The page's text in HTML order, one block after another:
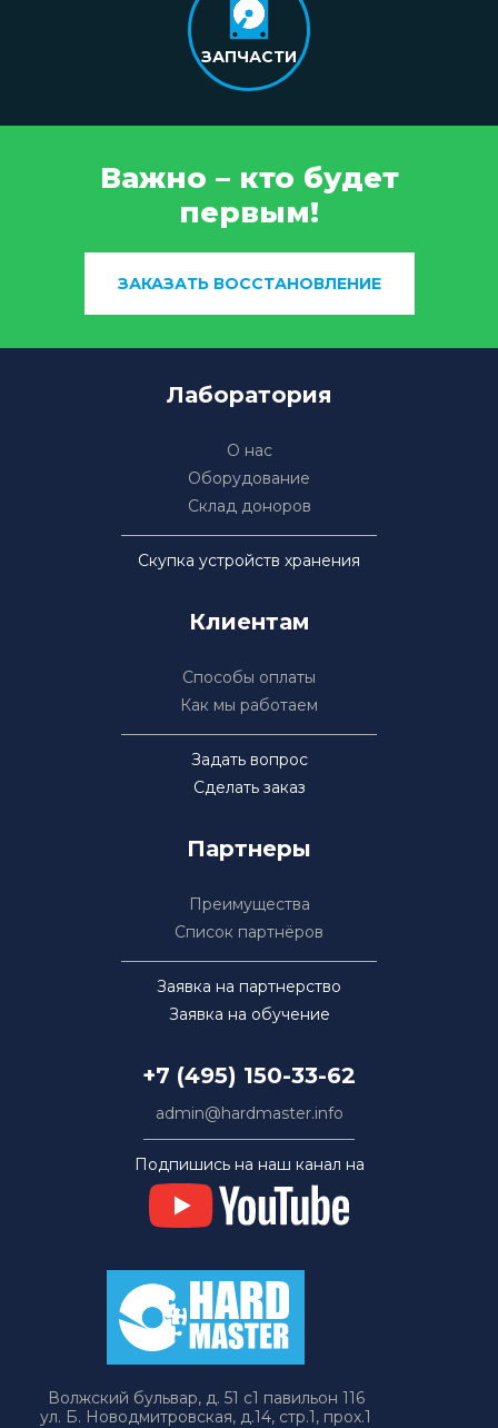
ЗАПЧАСТИ
Важно – кто будет
первым!
ЗАКАЗАТЬ ВОССТАНОВЛЕНИЕ
Лаборатория
О нас
Оборудование
Склад доноров
Скупка устройств хранения
Клиентам
Способы оплаты
Как мы работаем
Задать вопрос
Сделать заказ
Партнеры
Преимущества
Список партнёров
Заявка на партнерство
Заявка на обучение
+7 (495) 150-33-62
admin@hardmaster.info
Подпишись на наш канал на
Волжский бульвар, д. 51 с1 павильон 116
ул. Б. Новодмитровская, д.14, стр.1, прох.1